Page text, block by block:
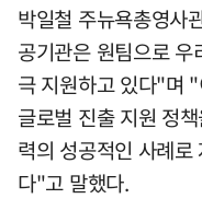
박일철 주뉴욕총영사
공기관은 원팀으로
극 지원하고 있다"며
글로벌 진출 지원 정
력의 성공적인 사례
다"고 말했다.